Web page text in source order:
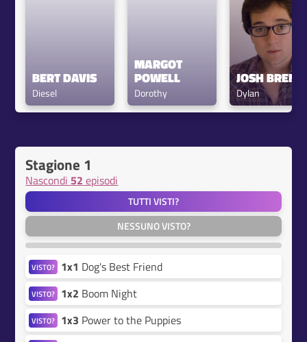
BERT DAVIS
Diesel
MARGOT
POWELL
Dorothy
JOSH
Dylan
Stagione 1
Nascondi 52 episodi
TUTTI VISTI?
NESSUNO VISTO?
VISTO? 1x1 Dog's Best Friend
VISTO? 1x2 Boom Night
VISTO? 1x3 Power to the Puppies